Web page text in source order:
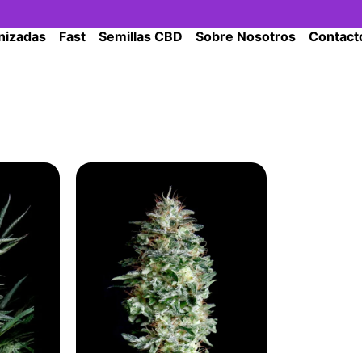
Fast Semillas CBD Sobre Nosotros